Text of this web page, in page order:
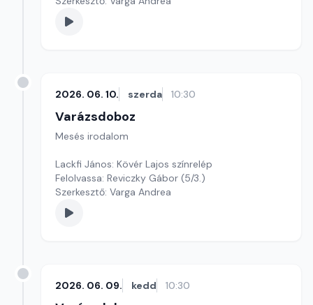
2026. 06. 10. szerda 10:30
Varázsdoboz
Mesés irodalom
Lackfi János: Kövér Lajos színrelép
Felolvassa: Reviczky Gábor (5/3.)
Szerkesztő: Varga Andrea
2026. 06. 09. kedd 10:30